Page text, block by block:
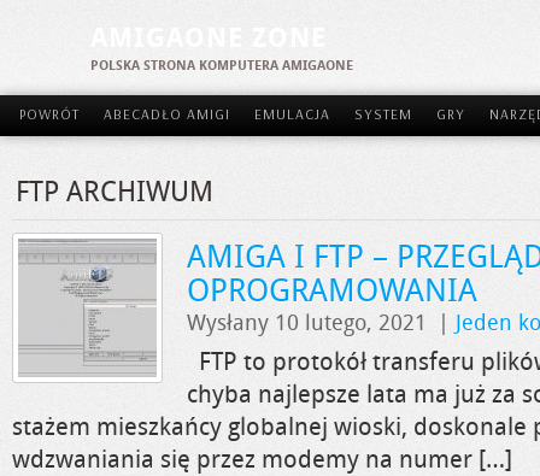
POLSKA STRONA KOMPUTERA AMIGAONE
POWRÓT ABECADŁO AMIGI EMULACJA SYSTEM GRY
FTP ARCHIWUM
AMIGA I FTP –
OPROGRAMOWANIA
Wysłany 10 lutego, 2021 | Jeden
FTP to protokół transferu
chyba najlepsze lata ma już za
stażem mieszkańcy globalnej wioski, doskonale
wdzwaniania się przez modemy na numer […]